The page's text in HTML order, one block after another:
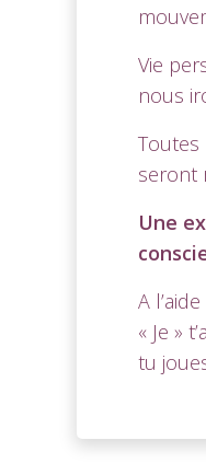
Vie
nous
Toutes
seront
Une
A
« Je »
tu